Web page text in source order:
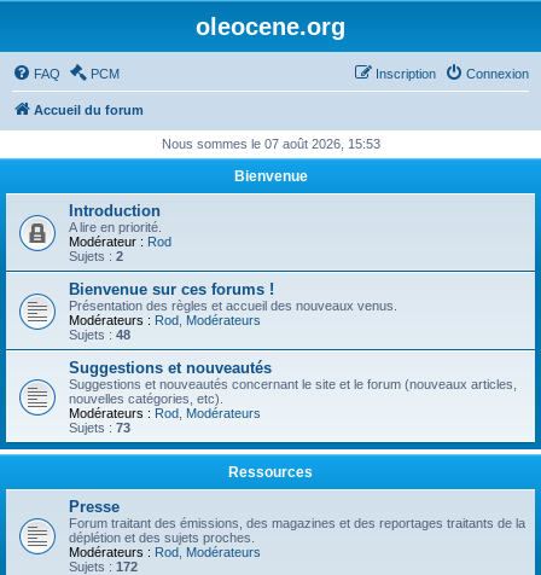
oleocene.org
FAQ PCM Connexion
Inscription
Accueil du forum
Nous sommes le 07 août 2026, 15:53
Bienvenue
Introduction
A lire en priorité.
Modérateur : Rod
Sujets : 2
Bienvenue sur ces forums !
Présentation des règles et accueil des nouveaux venus.
Modérateurs : Rod Modérateurs
Sujets : 48
Suggestions et nouveautés
Suggestions et nouveautés concernant le site et le forum (nouveaux articles,
nouvelles catégories, etc).
Modérateurs : Rod Modérateurs
Sujets : 73
Ressources
Presse
Forum traitant des émissions, des magazines et des reportages traitants de la
déplétion et des sujets proches.
Modérateurs : Rod Modérateurs
Sujets : 172